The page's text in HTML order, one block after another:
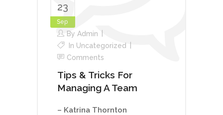
23
Sep
By Admin
In Uncategorized
Comments
Tips & Tricks For
Managing A Team
– Katrina Thornton